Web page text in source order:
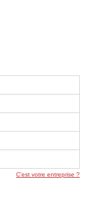
C'est votre entreprise ?